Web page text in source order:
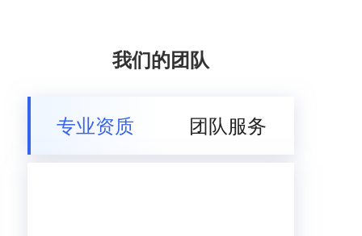
我们的团队
专业资质 团队服务